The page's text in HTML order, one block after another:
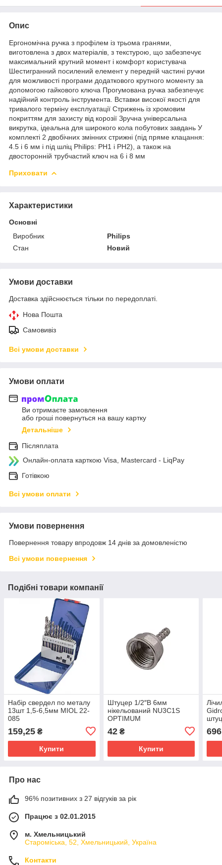
Опис
Ергономічна ручка з профілем із трьома гранями,
виготовлена з двох матеріалів, з текстурою, що забезпечує
максимальний крутний момент і комфорт користувача
Шестигранний посилений елемент у передній частині ручки
для можливості програми додаткового крутного моменту за
допомогою гайкового ключа Прогумована ручка забезпечує
надійний контроль інструмента. Вставки високої якості для
тривалого терміну експлуатації Стрижень із хромовим
покриттям для захисту від корозії Зручна універсальна
викрутка, ідеальна для широкого кола побутових завдань У
комплекті 2 двобічних змінних стрижні (під пряме клацання:
4.5 і 6 мм і під шліц Philips: PH1 і PH2), а також на
двосторонній трубчастий ключ на 6 і 8 мм
Приховати
Характеристики
Основні
Виробник
Philips
Стан
Новий
Умови доставки
Доставка здійснюється тільки по передоплаті.
Нова Пошта
Самовивіз
Всі умови доставки
Умови оплати
Ви отримаєте замовлення
або гроші повернуться на вашу картку
Детальніше
Післяплата
Онлайн-оплата карткою Visa, Mastercard - LiqPay
Готівкою
Всі умови оплати
Умови повернення
Повернення товару впродовж 14 днів за домовленістю
Всі умови повернення
Подібні товари компанії
Набір свердел по металу
13шт 1,5-6,5мм MIOL 22-
085
159,25 ₴
Купити
Штуцер 1/2″В 6мм
нікельований NU3C1S
OPTIMUM
42₴
Купити
696
Про нас
96% позитивних з 27 відгуків за рік
Працює з 02.01.2015
м. Хмельницький
Староміська, 52, Хмельницький, Україна
Контакти